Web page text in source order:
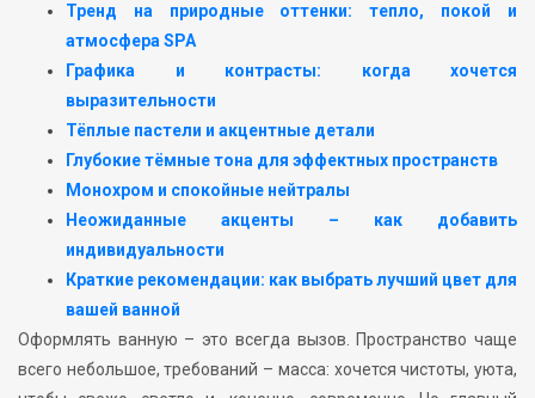
Тренд на природные оттенки: тепло, покой и
атмосфера SPA
Графика и контрасты: когда хочется
выразительности
Тёплые пастели и акцентные детали
Глубокие тёмные тона для эффектных пространств
Монохром и спокойные нейтралы
Неожиданные акценты – как добавить
индивидуальности
Краткие рекомендации: как выбрать лучший цвет для
вашей ванной
Оформлять ванную – это всегда вызов. Пространство чаще
всего небольшое, требований – масса: хочется чистоты, уюта,